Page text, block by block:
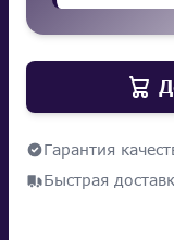
Гарантия
Быстрая